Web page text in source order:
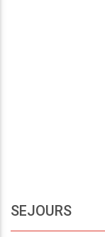
SEJOURS